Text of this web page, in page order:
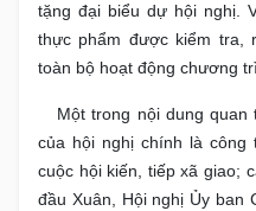
tặng đại biểu dự hội nghị.
thực phẩm được kiểm tra,
toàn bộ hoạt động chương
Một trong nội dung quan
của hội nghị chính là công
cuộc hội kiến, tiếp xã giao;
đầu Xuân, Hội nghị Ủy ban